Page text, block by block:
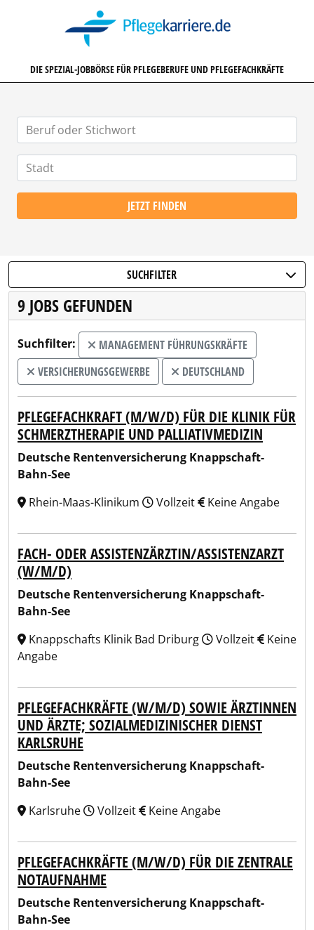
DIE SPEZIAL-JOBBÖRSE FÜR PFLEGEBERUFE UND PFLEGEFACHKRÄFTE
JETZT FINDEN
SUCHFILTER
9 JOBS GEFUNDEN
Suchfilter:
MANAGEMENT FÜHRUNGSKRÄFTE
VERSICHERUNGSGEWERBE
DEUTSCHLAND
PFLEGEFACHKRAFT (M/W/D) FÜR DIE KLINIK FÜR
SCHMERZTHERAPIE UND PALLIATIVMEDIZIN
Deutsche Rentenversicherung Knappschaft-
Bahn-See
Rhein-Maas-Klinikum
Vollzeit Keine Angabe
FACH- ODER ASSISTENZÄRZTIN/ASSISTENZARZT
(W/M/D)
Deutsche Rentenversicherung Knappschaft-
Bahn-See
Knappschafts Klinik Bad Driburg
Vollzeit
Keine
Angabe
PFLEGEFACHKRÄFTE (W/M/D) SOWIE ÄRZTINNEN
UND ÄRZTE; SOZIALMEDIZINISCHER DIENST
KARLSRUHE
Deutsche Rentenversicherung Knappschaft-
Bahn-See
Karlsruhe
Vollzeit Keine Angabe
PFLEGEFACHKRÄFTE (M/W/D) FÜR DIE ZENTRALE
NOTAUFNAHME
Deutsche Rentenversicherung Knappschaft-
Bahn-See